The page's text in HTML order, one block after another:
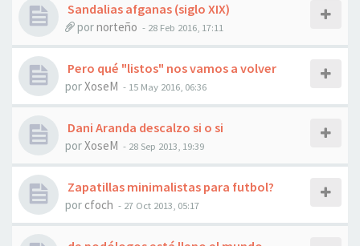
Sandalias afganas (siglo XIX)
pornorteño - 28 Feb 2016, 17:11
Pero qué "listos" nos vamos a volver
porXoseM - 15 May 2016, 06:36
Dani Aranda descalzo si o si
porXoseM - 28 Sep 2013, 19:39
Zapatillas minimalistas para futbol?
por cfoch - 27 Oct 2013, 05:17